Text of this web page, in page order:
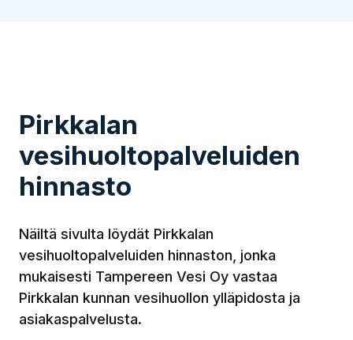
Pirkkalan
vesihuoltopalveluiden
hinnasto
Näiltä sivulta löydät Pirkkalan
vesihuoltopalveluiden hinnaston, jonka
mukaisesti Tampereen Vesi Oy vastaa
Pirkkalan kunnan vesihuollon ylläpidosta ja
asiakaspalvelusta.